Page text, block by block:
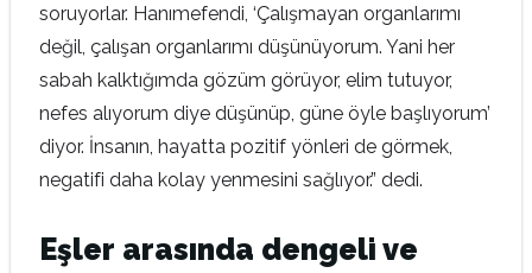
soruyorlar. Hanımefendi, ‘Çalışmayan organlarımı
değil, çalışan organlarımı düşünüyorum. Yani her
sabah kalktığımda gözüm görüyor, elim tutuyor,
nefes alıyorum diye düşünüp, güne öyle başlıyorum’
diyor. İnsanın, hayatta pozitif yönleri de görmek,
negatifi daha kolay yenmesini sağlıyor.” dedi.
Eşler arasında dengeli ve